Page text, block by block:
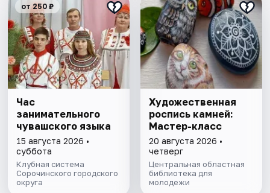
от 250 ₽
Час
занимательного
чувашского языка
15 августа 2026 •
суббота
Клубная система
Сорочинского городского
округа
Художественная
роспись камней:
Мастер-класс
20 августа 2026 •
четверг
Центральная областная
библиотека для
молодежи